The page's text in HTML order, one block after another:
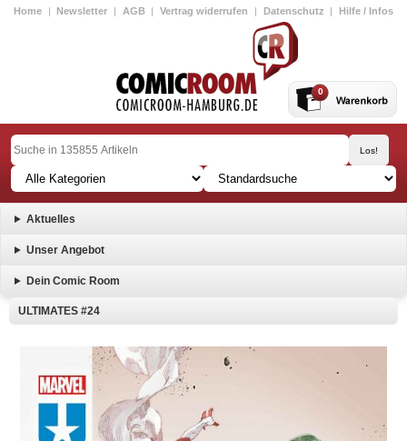
Home | Newsletter | AGB | Vertrag widerrufen | Datenschutz | Hilfe / Infos
0
Aktuelles
Unser Angebot
Dein Comic Room
ULTIMATES #24